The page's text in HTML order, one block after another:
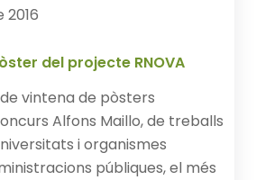
2016
del projecte RNOVA
vintena de pòsters
Alfons Maillo, de treballs
i organismes
públiques, el més